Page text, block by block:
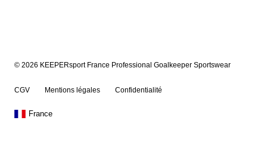
© 2026 KEEPERsport France Professional Goalkeeper Sportswear
CGV Mentions légales Confidentialité
France